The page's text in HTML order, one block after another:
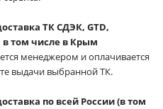
ТК СДЭК, GTD,
в том числе в Крым
менеджером и оплачивается
выдачи выбранной ТК.
по всей России (в том